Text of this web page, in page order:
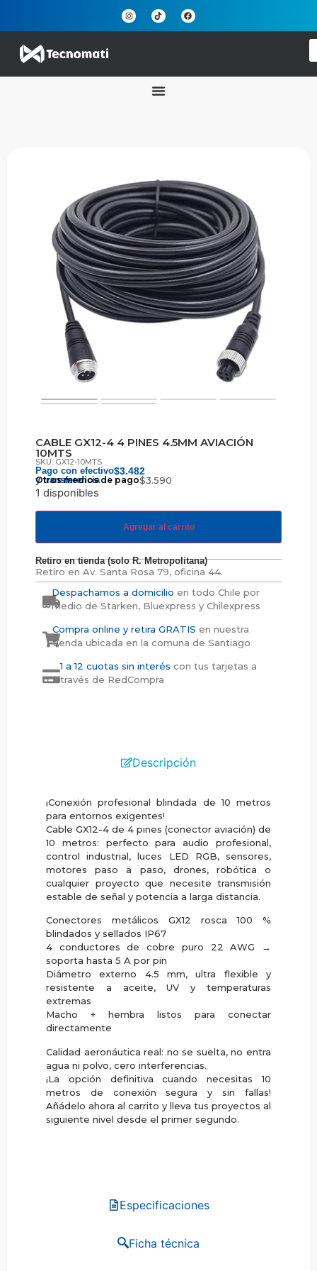
CABLE GX12-4 4 PINES 4.5MM AVIACIÓN
10MTS
SKU: GX12-10MTS
Pago con efectivo
y transferencia
$3.482
Otros medios de pago$3.590
1 disponibles
Agregar al carrito
Retiro en tienda (solo R. Metropolitana)
Retiro en Av. Santa Rosa 79, oficina 44.
Despachamos a domicilio en todo Chile por
medio de Starken, Bluexpress y Chilexpress
Compra online y retira GRATIS en nuestra
tienda ubicada en la comuna de Santiago
1 a 12 cuotas sin interés con tus tarjetas a
través de RedCompra
Descripción
Especificaciones
Ficha técnica
¡Conexión profesional blindada de 10 metros
para entornos exigentes!
Cable GX12-4 de 4 pines (conector aviación) de
10 metros: perfecto para audio profesional,
control industrial, luces LED RGB, sensores,
motores paso a paso, drones, robótica o
cualquier proyecto que necesite transmisión
estable de señal y potencia a larga distancia.
Conectores metálicos GX12 rosca 100 %
blindados y sellados IP67
4 conductores de cobre puro 22 AWG →
soporta hasta 5 A por pin
Diámetro externo 4.5 mm, ultra flexible y
resistente a aceite, UV y temperaturas
extremas
Macho + hembra listos para conectar
directamente
Calidad aeronáutica real: no se suelta, no entra
agua ni polvo, cero interferencias.
¡La opción definitiva cuando necesitas 10
metros de conexión segura y sin fallas!
Añádelo ahora al carrito y lleva tus proyectos al
siguiente nivel desde el primer segundo.